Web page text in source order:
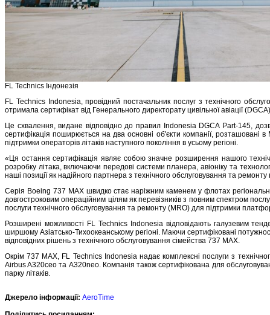
FL Technics Індонезія
FL Technics Indonesia, провідний постачальник послуг з технічного
отримала сертифікат від Генерального директорату цивільної авіації
Це схвалення, видане відповідно до правил Indonesia DGCA Part-145,
сертифікація поширюється на два основні об'єкти компанії,
підтримки операторів літаків наступного покоління в усьому регіоні.
«Ця остання сертифікація являє собою значне розширення нашого
розробку літака, включаючи передові системи планера, авіоніку та
наші позиції як надійного партнера з технічного обслуговування та
Серія Boeing 737 MAX швидко стає наріжним каменем у флотах
довгостроковим операційним цілям як перевізників з повним спектром
послуги технічного обслуговування та ремонту (MRO) для підтримки
Розширені можливості FL Technics Indonesia відповідають галузевим
ширшому Азіатсько-Тихоокеанському регіоні. Маючи сертифіковані
відповідних рішень з технічного обслуговування сімейства 737 MAX.
Окрім 737 MAX, FL Technics Indonesia надає комплексні послуги з
Airbus A320ceo та A320neo. Компанія також сертифікована для
парку літаків.
Джерело інформації: AeroTime